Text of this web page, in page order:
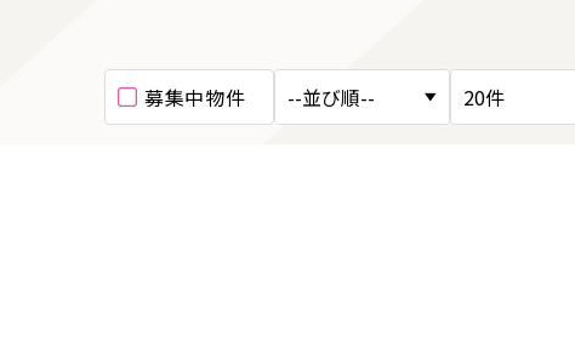
募集中物件